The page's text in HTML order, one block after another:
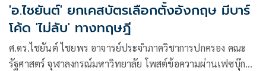
'อ.ไชยันต์' ยกเคสบัตรเลือกตั้งอังกฤษ มีบาร์
โค้ด 'ไม่ลับ' ทางทฤษฎี
ศ.ดร.ไชยันต์ ไชยพร อาจารย์ประจำภาควิชาการปกครอง คณะ
รัฐศาสตร์ จุฬาลงกรณ์มหาวิทยาลัย โพสต์ข้อความผ่านเฟซบุ๊ก